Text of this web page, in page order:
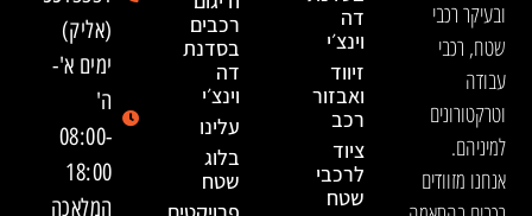
ובעיקר רכבי
שטח, רכבי
עבודה
וטרקטורונים
למיניהם.
אנחנו מזוודים
דה
וינצ׳י
זיווד
ואבזור
רכב
ציוד
לרכבי
שטח
רכבים
בסדנת
דה
וינצ׳י
עלינו
בלוג
שטח
(אליק)
ימים א'-
ה'
08:00-
18:00
המלאכה